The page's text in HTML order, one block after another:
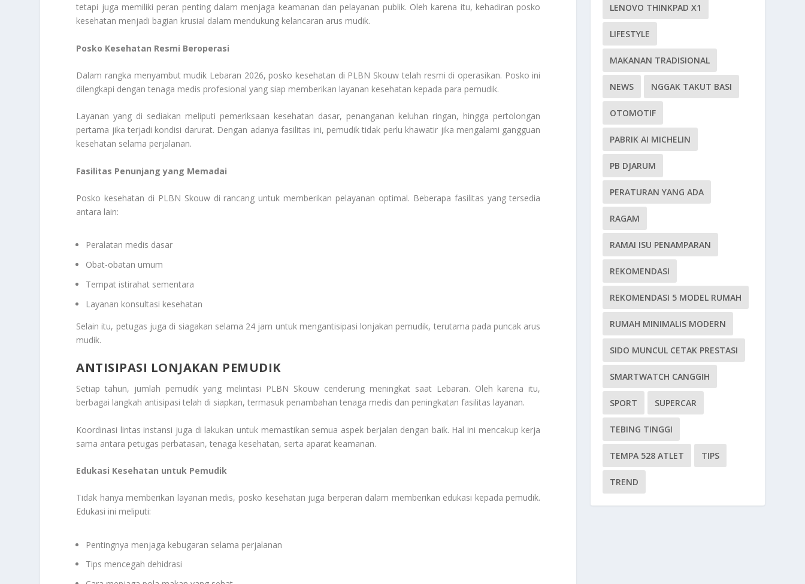
tetapi juga memiliki peran penting dalam menjaga keamanan dan pelayanan publik. Oleh karena itu, kehadiran posko
kesehatan menjadi bagian krusial dalam mendukung kelancaran arus mudik.
Posko Kesehatan Resmi Beroperasi
Dalam rangka menyambut mudik Lebaran 2026, posko kesehatan di PLBN Skouw telah resmi di operasikan. Posko ini
dilengkapi dengan tenaga medis profesional yang siap memberikan layanan kesehatan kepada para pemudik.
Layanan yang di sediakan meliputi pemeriksaan kesehatan dasar, penanganan keluhan ringan, hingga pertolongan
pertama jika terjadi kondisi darurat. Dengan adanya fasilitas ini, pemudik tidak perlu khawatir jika mengalami gangguan
kesehatan selama perjalanan.
Fasilitas Penunjang yang Memadai
Posko kesehatan di PLBN Skouw di rancang untuk memberikan pelayanan optimal. Beberapa fasilitas yang tersedia
antara lain:
Peralatan medis dasar
Obat-obatan umum
Tempat istirahat sementara
Layanan konsultasi kesehatan
Selain itu, petugas juga di siagakan selama 24 jam untuk mengantisipasi lonjakan pemudik, terutama pada puncak arus
mudik.
ANTISIPASI LONJAKAN PEMUDIK
Setiap tahun, jumlah pemudik yang melintasi PLBN Skouw cenderung meningkat saat Lebaran. Oleh karena itu,
berbagai langkah antisipasi telah di siapkan, termasuk penambahan tenaga medis dan peningkatan fasilitas layanan.
Koordinasi lintas instansi juga di lakukan untuk memastikan semua aspek berjalan dengan baik. Hal ini mencakup kerja
sama antara petugas perbatasan, tenaga kesehatan, serta aparat keamanan.
Edukasi Kesehatan untuk Pemudik
Tidak hanya memberikan layanan medis, posko kesehatan juga berperan dalam memberikan edukasi kepada pemudik.
Edukasi ini meliputi:
Pentingnya menjaga kebugaran selama perjalanan
Tips mencegah dehidrasi
LENOVO THINKPAD X1
LIFESTYLE
MAKANAN TRADISIONAL
NEWS NGGAK TAKUT BASI
OTOMOTIF
PABRIK AI MICHELIN
PB DJARUM
PERATURAN YANG ADA
RAGAM
RAMAI ISU PENAMPARAN
REKOMENDASI
REKOMENDASI 5 MODEL RUMAH
RUMAH MINIMALIS MODERN
SIDO MUNCUL CETAK PRESTASI
SMARTWATCH CANGGIH
SPORT SUPERCAR
TEBING TINGGI
TEMPA 528 ATLET TIPS
TREND